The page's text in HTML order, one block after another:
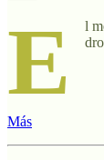
E
l
Más